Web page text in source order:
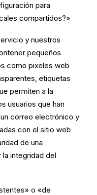
para
compartidos?»
y nuestros
pequeños
como pixeles web
etiquetas
permiten a la
usuarios que han
correo electrónico y
con el sitio web
de una
integridad del
o «de